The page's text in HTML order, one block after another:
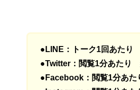
●LINE：トーク1回あた
●Twitter：閲覧1分あたり
●Facebook：閲覧1分あ